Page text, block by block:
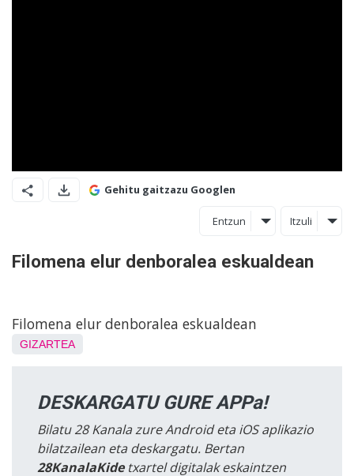
Gehitu gaitzazu Googlen
Entzun Itzuli
Filomena elur denboralea eskualdean
Filomena elur denboralea eskualdean
GIZARTEA
DESKARGATU GURE APPa!
Bilatu 28 Kanala zure Android eta iOS aplikazio
bilatzailean eta deskargatu. Bertan
28KanalaKidetxartel digitalak eskaintzen